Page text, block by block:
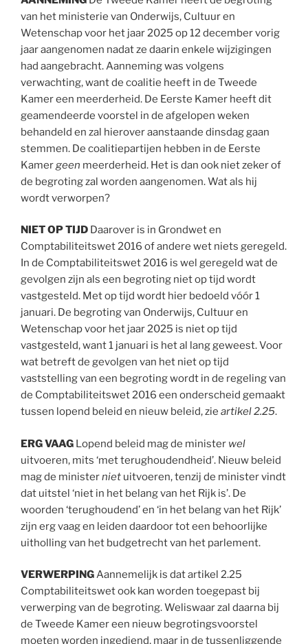
van het ministerie van Onderwijs, Cultuur en
Wetenschap voor het jaar 2025 op 12 december vorig
jaar aangenomen nadat ze daarin enkele wijzigingen
had aangebracht. Aanneming was volgens
verwachting, want de coalitie heeft in de Tweede
Kamer een meerderheid. De Eerste Kamer heeft dit
geamendeerde voorstel in de afgelopen weken
behandeld en zal hierover aanstaande dinsdag gaan
stemmen. De coalitiepartijen hebben in de Eerste
Kamergeen meerderheid. Het is dan ook niet zeker of
de begroting zal worden aangenomen. Wat als hij
wordt verworpen?
NIET OP TIJD Daarover is in Grondwet en
Comptabiliteitswet 2016 of andere wet niets geregeld.
In de Comptabiliteitswet 2016 is wel geregeld wat de
gevolgen zijn als een begroting niet op tijd wordt
vastgesteld. Met op tijd wordt hier bedoeld vóór 1
januari. De begroting van Onderwijs, Cultuur en
Wetenschap voor het jaar 2025 is niet op tijd
vastgesteld, want 1 januari is het al lang geweest. Voor
wat betreft de gevolgen van het niet op tijd
vaststelling van een begroting wordt in de regeling van
de Comptabiliteitswet 2016 een onderscheid gemaakt
tussen lopend beleid en nieuw beleid, zie artikel 2.25.
ERG VAAG Lopend beleid mag de minister wel
uitvoeren, mits ‘met terughoudendheid’. Nieuw beleid
mag de ministerniet uitvoeren, tenzij de minister vindt
dat uitstel ‘niet in het belang van het Rijk is’. De
woorden ‘terughoudend’ en ‘in het belang van het Rijk’
zijn erg vaag en leiden daardoor tot een behoorlijke
uitholling van het budgetrecht van het parlement.
VERWERPINGAannemelijk is dat artikel 2.25
Comptabiliteitswet ook kan worden toegepast bij
verwerping van de begroting. Weliswaar zal daarna bij
de Tweede Kamer een nieuw begrotingsvoorstel
moeten worden ingediend, maar in de tussenliggende